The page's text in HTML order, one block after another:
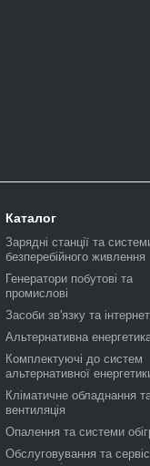
Каталог
Зарядні станції та
безперебійного живлення
Генератори побутові та
промислові
Засоби зв'язку та інтернет
Альтернативна
Комплектуючі до систем
альтернативної
Кліматичне обладнання
вентиляція
Опалення та системи
Обслуговування та сервіс